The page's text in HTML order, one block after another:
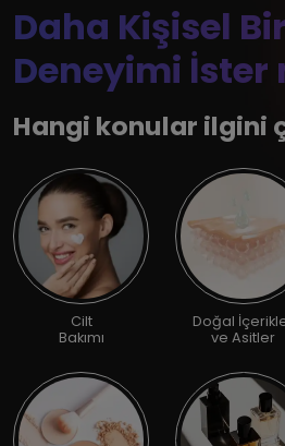
Daha Kişisel
Deneyimi İster
Hangi konular ilgini
Cilt
Bakımı
Doğal
ve Asitler